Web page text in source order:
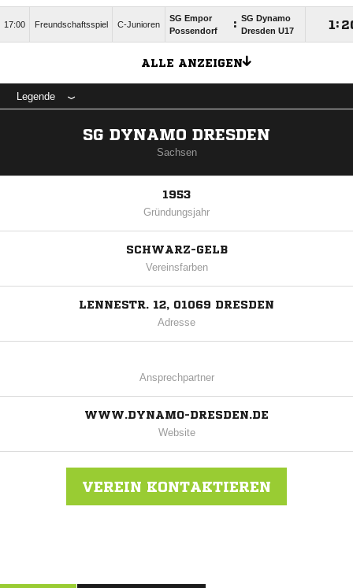
17:00 Freundschaftsspiel C-Junioren
SG Empor
Possendorf
: SG Dynamo
Dresden U17
:
ALLE ANZEIGEN
Legende
SG DYNAMO DRESDEN
Sachsen
1953
Gründungsjahr
SCHWARZ-GELB
Vereinsfarben
LENNESTR. 12, 01069 DRESDEN
Adresse
Ansprechpartner
WWW.DYNAMO-DRESDEN.DE
Website
VEREIN KONTAKTIEREN